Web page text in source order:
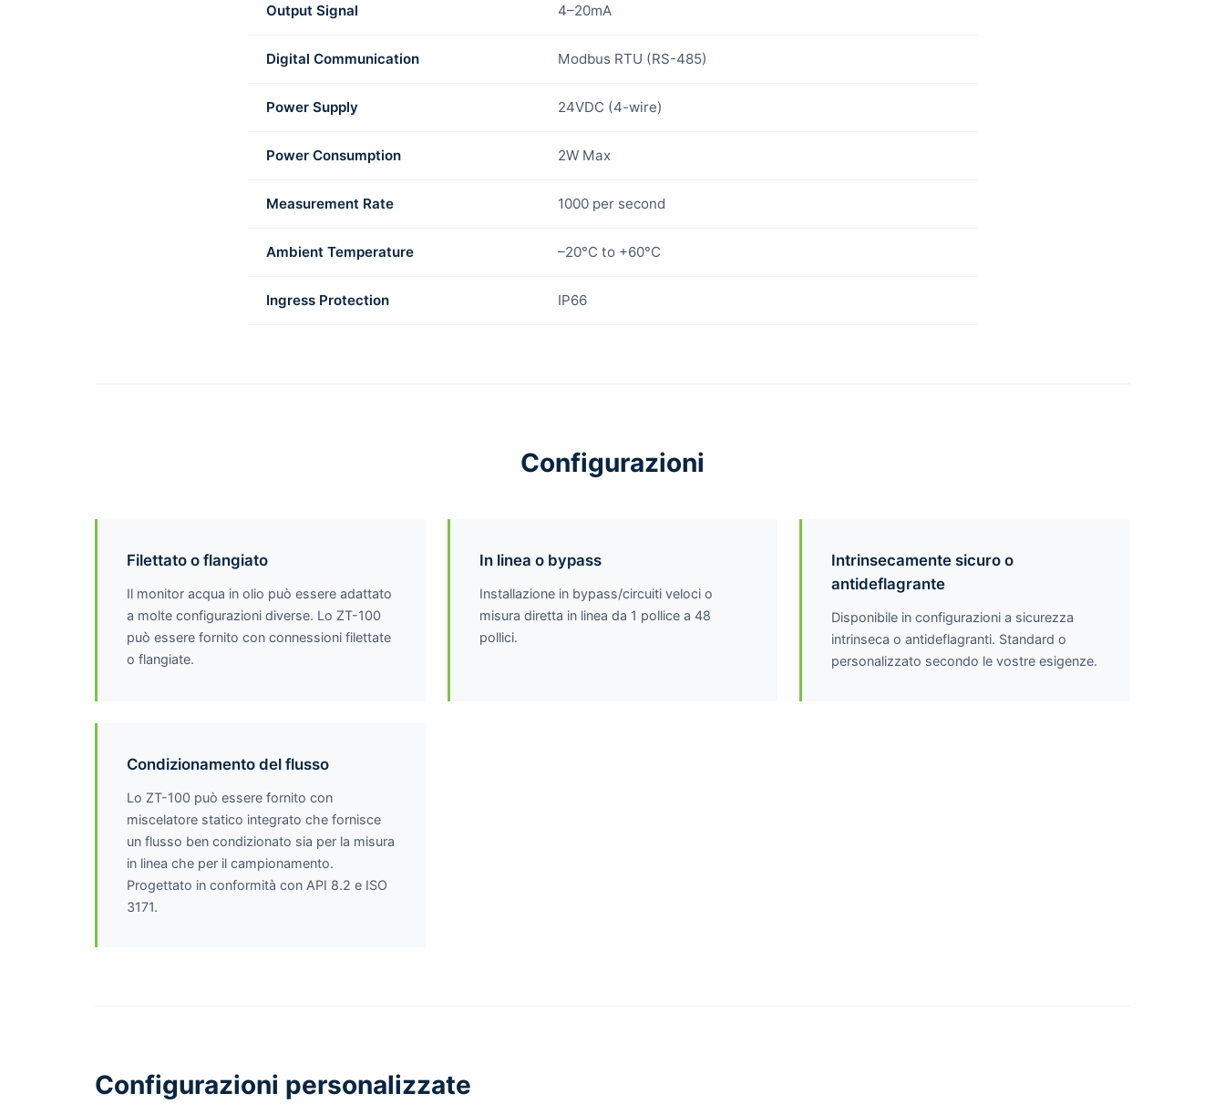
Output Signal 4–20mA
Digital Communication Modbus RTU (RS-485)
Power Supply 24VDC (4-wire)
Power Consumption 2W Max
Measurement Rate 1000 per second
Ambient Temperature –20°C to +60°C
Ingress Protection IP66
Configurazioni
Filettato o flangiato
Il monitor acqua in olio può essere adattato
a molte configurazioni diverse. Lo ZT-100
può essere fornito con connessioni filettate
o flangiate.
In linea o bypass
Installazione in bypass/circuiti veloci o
misura diretta in linea da 1 pollice a 48
pollici.
Intrinsecamente sicuro o
antideflagrante
Disponibile in configurazioni a sicurezza
intrinseca o antideflagranti. Standard o
personalizzato secondo le vostre esigenze.
Condizionamento del flusso
Lo ZT-100 può essere fornito con
miscelatore statico integrato che fornisce
un flusso ben condizionato sia per la misura
in linea che per il campionamento.
Progettato in conformità con API 8.2 e ISO
3171.
Configurazioni personalizzate